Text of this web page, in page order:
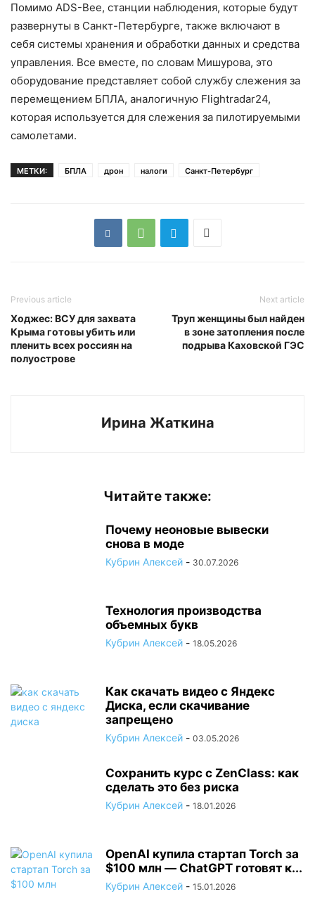
Помимо ADS-Bee, станции наблюдения, которые будут
развернуты в Санкт-Петербурге, также включают в
себя системы хранения и обработки данных и средства
управления. Все вместе, по словам Мишурова, это
оборудование представляет собой службу слежения за
перемещением БПЛА, аналогичную Flightradar24,
которая используется для слежения за пилотируемыми
самолетами.
МЕТКИ: БПЛА дрон налоги Санкт-Петербург
Previous article
Ходжес: ВСУ для захвата
Крыма готовы убить или
пленить всех россиян на
полуострове
Next article
Труп женщины был найден
в зоне затопления после
подрыва Каховской ГЭС
Ирина Жаткина
Читайте также:
Почему неоновые вывески
снова в моде
Кубрин Алексей - 30.07.2026
Технология производства
объемных букв
Кубрин Алексей - 18.05.2026
Как скачать видео с Яндекс
Диска, если скачивание
запрещено
Кубрин Алексей - 03.05.2026
Сохранить курс с ZenClass: как
сделать это без риска
Кубрин Алексей - 18.01.2026
OpenAI купила стартап Torch за
$100 млн — ChatGPT готовят к...
Кубрин Алексей - 15.01.2026